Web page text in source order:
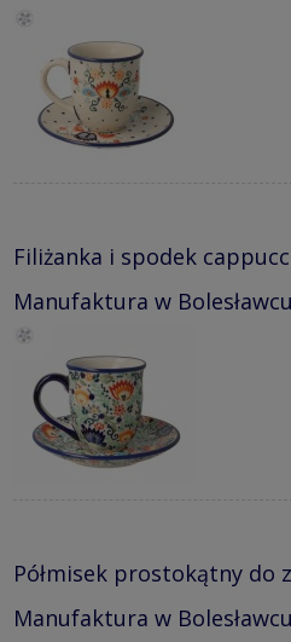
Filiżanka i spodek
Manufaktura w Bolesławcu
Półmisek prostokątny do
Manufaktura w Bolesławcu